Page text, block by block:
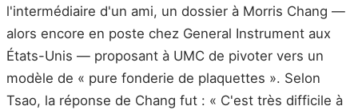
l'intermédiaire d'un ami, un dossier à Morris Chang —
alors encore en poste chez General Instrument aux
États-Unis — proposant à UMC de pivoter vers un
modèle de « pure fonderie de plaquettes ». Selon
Tsao, la réponse de Chang fut : « C'est très difficile à